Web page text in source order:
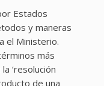
Estados
y maneras
el Ministerio.
más
‘resolución
de una